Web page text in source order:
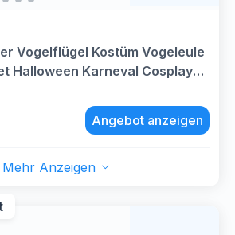
Vogelflügel Kostüm Vogeleule
Halloween Karneval Cosplay
Angebot anzeigen
Mehr Anzeigen